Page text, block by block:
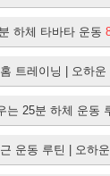
하체 타바타 운동
트레이닝 | 오하운
는 25분 하체 운동
운동 루틴 | 오하